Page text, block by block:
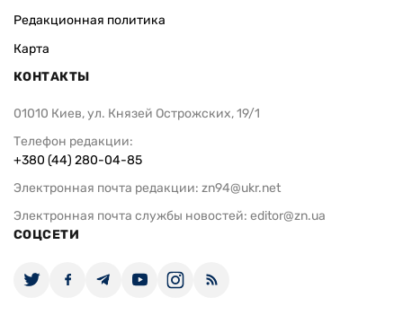
Редакционная политика
Карта
КОНТАКТЫ
01010 Киев, ул. Князей Острожских, 19/1
Телефон редакции:
+380 (44) 280-04-85
Электронная почта редакции: zn94@ukr.net
Электронная почта службы новостей: editor@zn.ua
СОЦСЕТИ